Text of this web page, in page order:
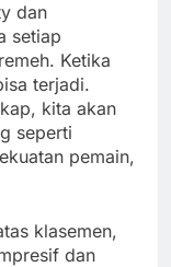
dan
setiap
Ketika
terjadi.
kita akan
seperti
pemain,
klasemen,
dan